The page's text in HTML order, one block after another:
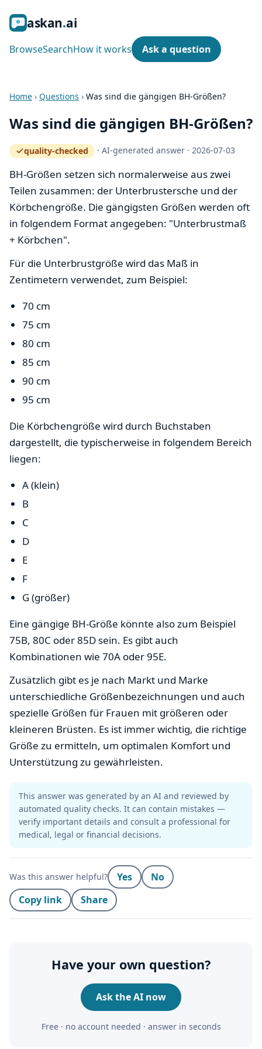
askan ai
BrowseSearchHow it works Ask a question
Home › Questions › Was sind die gängigen BH-Größen?
Was sind die gängigen BH-Größen?
quality-checked
— how the quality gate works
·AI-generated answer ·2026-07-03
BH-Größen setzen sich normalerweise aus zwei
Teilen zusammen: der Unterbrustersche und der
Körbchengröße. Die gängigsten Größen werden oft
in folgendem Format angegeben: "Unterbrustmaß
+ Körbchen".
Für die Unterbrustgröße wird das Maß in
Zentimetern verwendet, zum Beispiel:
70 cm
75 cm
80 cm
85 cm
90 cm
95 cm
Die Körbchengröße wird durch Buchstaben
dargestellt, die typischerweise in folgendem Bereich
liegen:
A (klein)
B
C
D
E
F
G (größer)
Eine gängige BH-Größe könnte also zum Beispiel
75B, 80C oder 85D sein. Es gibt auch
Kombinationen wie 70A oder 95E.
Zusätzlich gibt es je nach Markt und Marke
unterschiedliche Größenbezeichnungen und auch
spezielle Größen für Frauen mit größeren oder
kleineren Brüsten. Es ist immer wichtig, die richtige
Größe zu ermitteln, um optimalen Komfort und
Unterstützung zu gewährleisten.
This answer was generated by an AI and reviewed by
automated quality checks. It can contain mistakes —
verify important details and consult a professional for
medical, legal or financial decisions.
Was this answer helpful? Yes
No
Copy link
Share
Have your own question?
Ask the AI now
Free · no account needed · answer in seconds